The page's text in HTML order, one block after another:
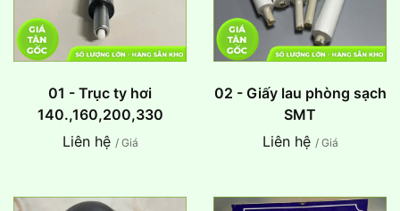
01 - Trục ty hơi
140.,160,200,330
Liên hệ / Giá
02 - Giấy lau phòng sạch
SMT
Liên hệ / Giá